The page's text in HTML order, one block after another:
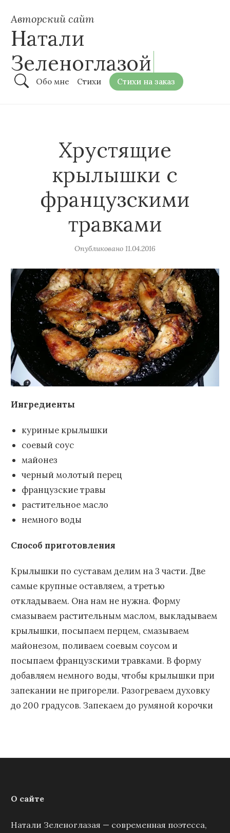
Авторский сайт
Натали
Зеленоглазой
Обо мне Стихи Стихи на заказ
Хрустящие
крылышки с
французскими
травками
Опубликовано 11.04.2016
Ингредиенты
куриные крылышки
соевый соус
майонез
черный молотый перец
французские травы
растительное масло
немного воды
Способ приготовления
Крылышки по суставам делим на 3 части. Две
самые крупные оставляем, а третью
откладываем. Она нам не нужна. Форму
смазываем растительным маслом, выкладываем
крылышки, посыпаем перцем, смазываем
майонезом, поливаем соевым соусом и
посыпаем французскими травками. В форму
добавляем немного воды, чтобы крылышки при
запекании не пригорели. Разогреваем духовку
до 200 градусов. Запекаем до румяной корочки
О сайте
Натали Зеленоглазая — современная поэтесса,